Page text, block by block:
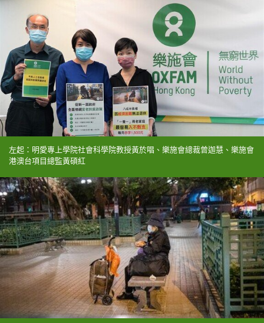
左起：明愛專上學院社會科學院教授黃於唱、樂施會總裁曾迦慧、樂施會
港澳台項目總監黃碩紅